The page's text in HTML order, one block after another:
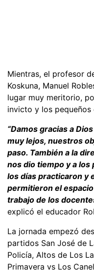
Mientras, el profesor
Koskuna, Manuel
lugar muy meritorio,
invicto y los pequeños
“Damos gracias a
muy lejos, nuestros
paso. También a la
nos dio tiempo y a los
los días practicaron y
permitieron el
trabajo de los
explicó el educador
La jornada empezó
partidos San José de
Policía, Altos de Los
Primavera vs Los